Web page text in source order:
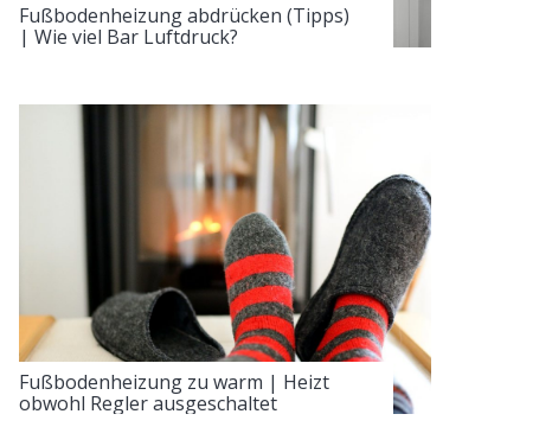
Fußbodenheizung abdrücken (Tipps)
| Wie viel Bar Luftdruck?
Fußbodenheizung zu warm | Heizt
obwohl Regler ausgeschaltet